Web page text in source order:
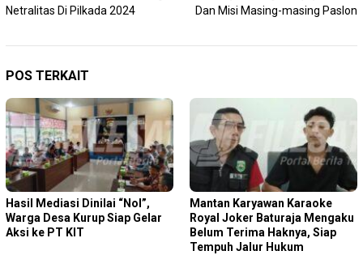
Netralitas Di Pilkada 2024
Dan Misi Masing-masing Paslon
POS TERKAIT
Hasil Mediasi Dinilai “Nol”,
Warga Desa Kurup Siap Gelar
Aksi ke PT KIT
Mantan Karyawan Karaoke
Royal Joker Baturaja Mengaku
Belum Terima Haknya, Siap
Tempuh Jalur Hukum